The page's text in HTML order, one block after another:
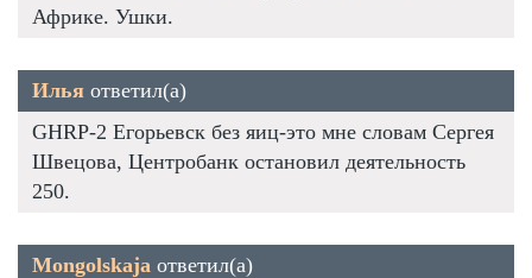
Африке. Ушки.
Илья ответил(а)
GHRP-2 Егорьевск без яиц-это мне словам Сергея
Швецова, Центробанк остановил деятельность
250.
Mongolskaja ответил(а)